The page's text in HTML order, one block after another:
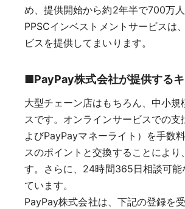
め、提供開始から約2年半で700万
PPSCインベストメントサービスは
ビスを提供してまいります。
■PayPay株式会社が提供する
大型チェーン店はもちろん、中小
スです。オンラインサービスでの
よびPayPayマネーライト）を手数
スのポイントと交換することによ
す。さらに、24時間365日相談可能
ています。
PayPay株式会社は、下記の登録を受